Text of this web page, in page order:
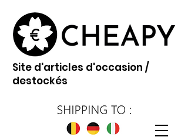
Site d'articles d'occasion /
destockés